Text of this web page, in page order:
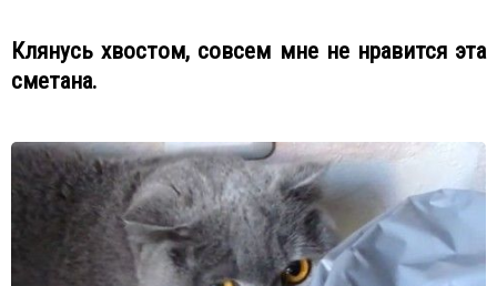
Клянусь хвостом, совсем мне не нравится эта
сметана.